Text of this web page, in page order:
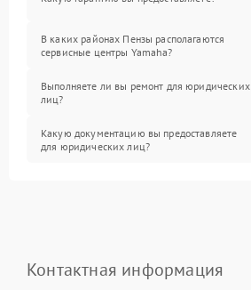
В каких районах Пензы располагаются
сервисные центры Yamaha?
Выполняете ли вы ремонт для юридических
лиц?
Какую документацию вы предоставляете
для юридических лиц?
Контактная информация